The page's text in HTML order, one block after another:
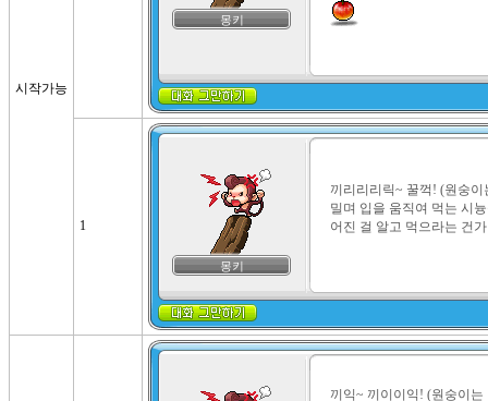
시작가능
몽키
1
몽키
끼리리리릭~ 꿀꺽! (원숭
밀며 입을 움직여 먹는 시
어진 걸 알고 먹으라는 건
끼익~ 끼이이익! (원숭이